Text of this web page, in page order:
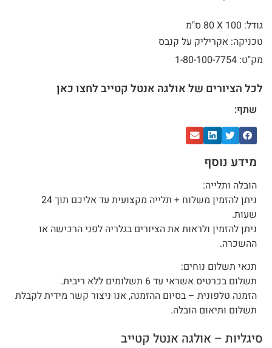
גודל: 100 X
80 ס"מ
טכניקה: אקריליק על קנבס
מק"ט: 1-80-100-7754
לכל הציורים של אולגה אנטל קטייב לחצו כאן
שתף:
מידע נוסף
הובלה ותלייה:
ניתן להזמין משלוח + תלייה מקצועית עד אליכם תוך 24
שעות.
ניתן להזמין ולראות את הציורים בגלריה לפני הרכישה או
ההשכרה.
תנאי תשלום נוחים:
תשלום בכרטיס אשראי עד 6 תשלומים ללא ריבית.
הזמנה טלפונית – בסיום ההזמנה, אנו ניצור קשר מידית לקבלת
תשלום ותיאום הובלה.
סיגליות – אולגה אנטל קטייב